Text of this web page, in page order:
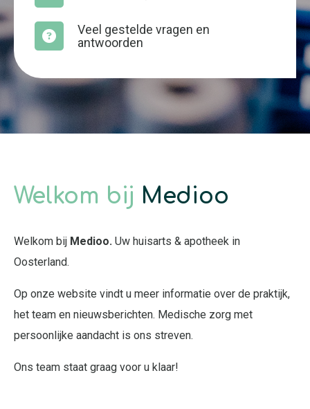
Veel gestelde vragen en
antwoorden
Welkom bij Medioo
Welkom bij Medioo. Uw huisarts & apotheek in
Oosterland.
Op onze website vindt u meer informatie over de praktijk,
het team en nieuwsberichten. Medische zorg met
persoonlijke aandacht is ons streven.
Ons team staat graag voor u klaar!